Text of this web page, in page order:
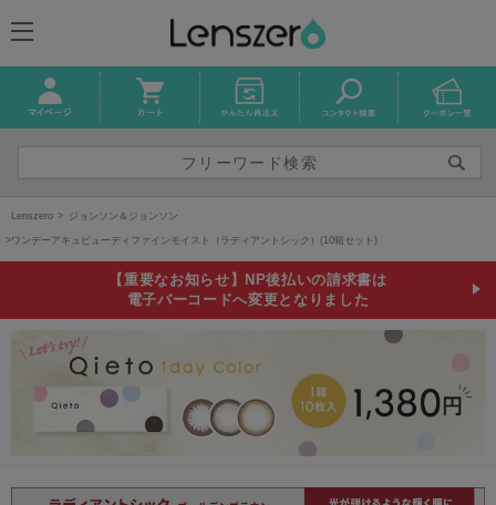
Lenszero ジョンソン＆ジョンソン
ワンデーアキュビューディファインモイスト（ラディアントシック）(10箱セット)
【重要なお知らせ】NP後払いの請求書は
電子バーコードへ変更となりました